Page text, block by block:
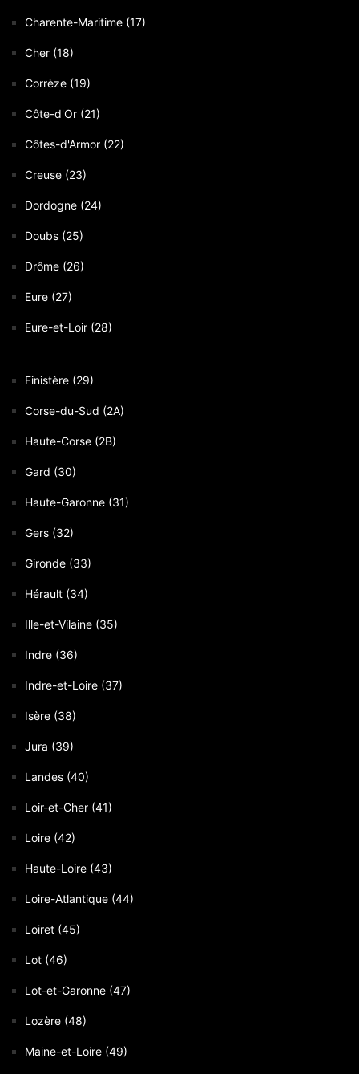
Charente-Maritime (17)
Cher (18)
Corrèze (19)
Côte-d'Or (21)
Côtes-d'Armor (22)
Creuse (23)
Dordogne (24)
Doubs (25)
Drôme (26)
Eure (27)
Eure-et-Loir (28)
Finistère (29)
Corse-du-Sud (2A)
Haute-Corse (2B)
Gard (30)
Haute-Garonne (31)
Gers (32)
Gironde (33)
Hérault (34)
Ille-et-Vilaine (35)
Indre (36)
Indre-et-Loire (37)
Isère (38)
Jura (39)
Landes (40)
Loir-et-Cher (41)
Loire (42)
Haute-Loire (43)
Loire-Atlantique (44)
Loiret (45)
Lot (46)
Lot-et-Garonne (47)
Lozère (48)
Maine-et-Loire (49)